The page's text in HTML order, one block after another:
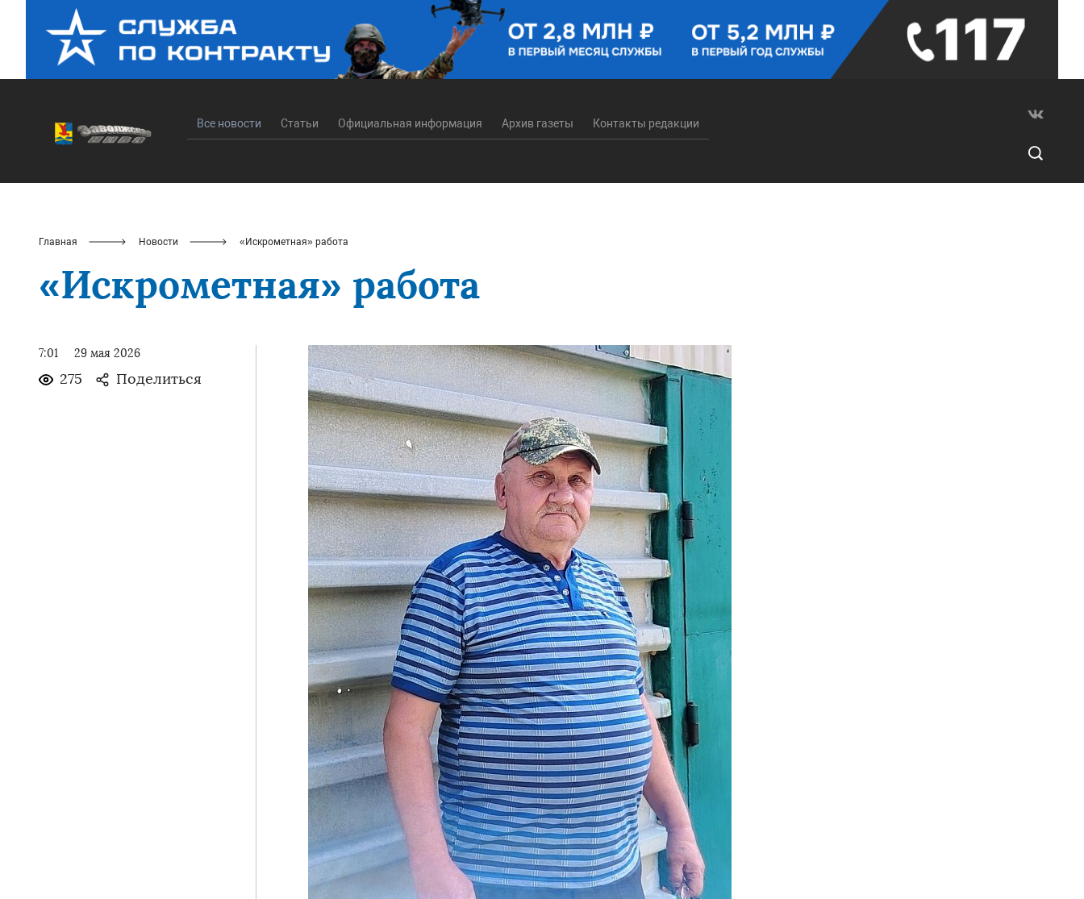
Все новости Статьи Официальная информация Архив газеты Контакты редакции
Главная Новости «Искрометная» работа
«Искрометная» работа
7:01 29 мая 2026
275 Поделиться